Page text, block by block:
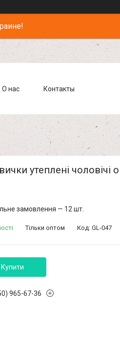
О нас Контакты
утеплені
замовлення — 12 шт.
Тільки оптом Код: GL-047
Купити
965-67-36